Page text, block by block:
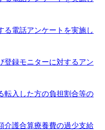
る電話アンケートを実施し
登録モニターに対するアン
転入した方の負担割合等の
介護合算療養費の過少支給